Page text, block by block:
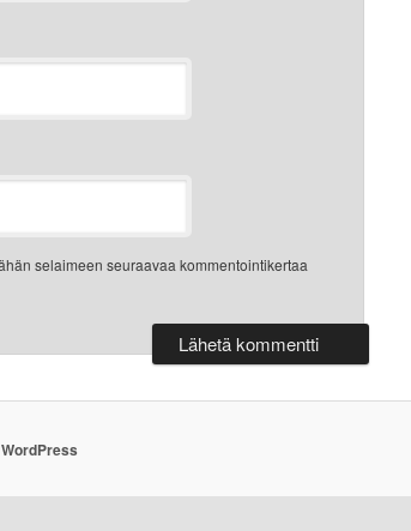
selaimeen seuraavaa kommentointikertaa